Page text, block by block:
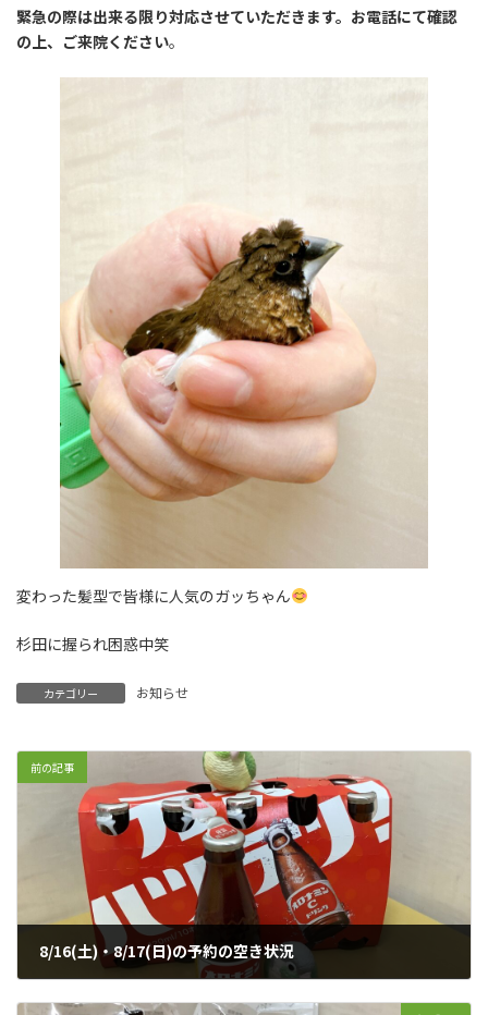
緊急の際は出来る限り対応させていただきます。お電話にて確認
の上、ご来院ください。
変わった髪型で皆様に人気のガッちゃん
杉田に握られ困惑中笑
カテゴリー お知らせ
前の記事
8/16(土)・8/17(日)の予約の空き状況